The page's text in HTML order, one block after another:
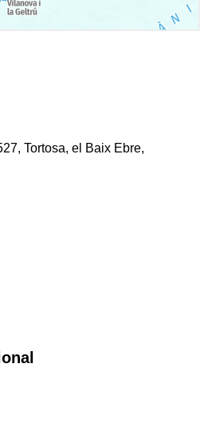
Tortosa, el Baix Ebre,